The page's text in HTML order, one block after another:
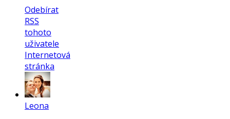
Odebírat
RSS
tohoto
uživatele
Internetová
stránka
Leona